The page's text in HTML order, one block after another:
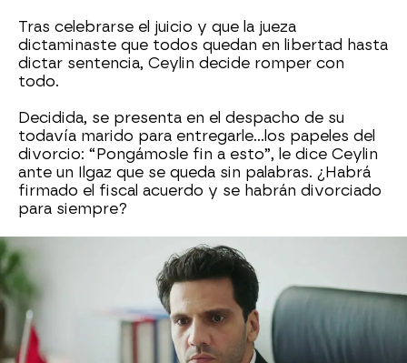
Tras celebrarse el juicio y que la jueza
dictaminaste que todos quedan en libertad hasta
dictar sentencia, Ceylin decide romper con
todo.
Decidida, se presenta en el despacho de su
todavía marido para entregarle…los papeles del
divorcio: “Pongámosle fin a esto”, le dice Ceylin
ante un Ilgaz que se queda sin palabras. ¿Habrá
firmado el fiscal acuerdo y se habrán divorciado
para siempre?
La respuesta de Ceylin tras los reproches de
Ilgaz: “¿Tantas ganas tienes de divorciarte?”
La abogada no se presentó al juicio en el que
tenía que firmar para poner fin a su matrimonio.